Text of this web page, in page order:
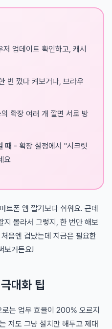
저 업데이트 확인하고, 캐시
번 껐다 켜보거나, 브라우
확장 여러 개 깔면 서로 방
때 - 확장 설정에서 "시크릿
요
트폰 앱 깔기보다 쉬워요. 근데
지 몰라서 그렇지, 한 번만 해보
음엔 겁났는데 지금은 필요한
보거든요!
대화 팁
는 업무 효율이 200% 오르지
저도 그냥 설치만 해두고 제대